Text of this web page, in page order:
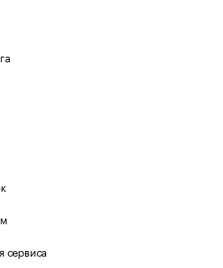
сервиса